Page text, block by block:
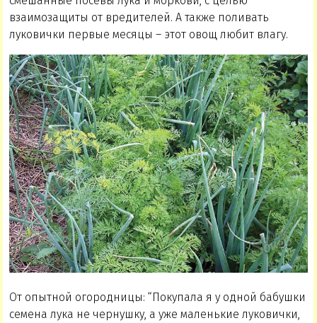
взаимозащиты от вредителей. А также поливать
луковички первые месяцы – этот овощ любит влагу.
От опытной огородницы: “Покупала я у одной бабушки
семена лука не чернушку, а уже маленькие луковички,